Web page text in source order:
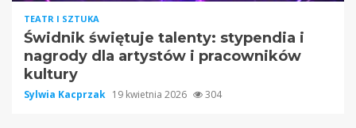
TEATR I SZTUKA
Świdnik świętuje talenty: stypendia i
nagrody dla artystów i pracowników
kultury
Sylwia Kacprzak 19 kwietnia 2026 304